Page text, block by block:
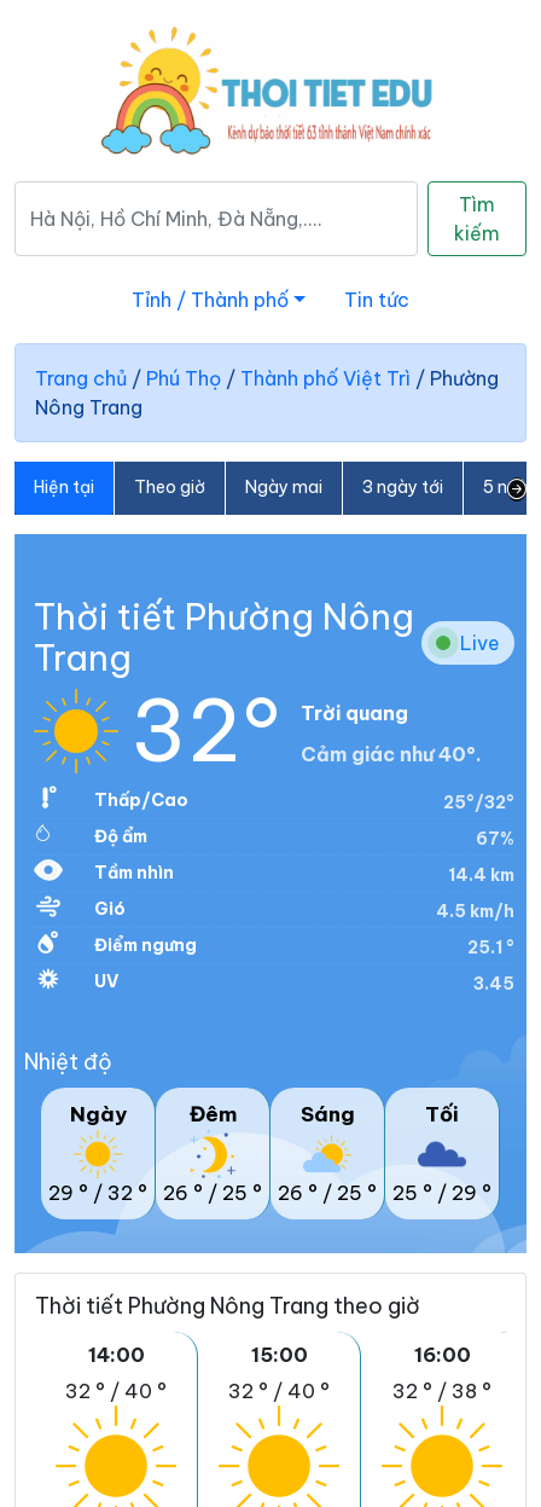
Tìm
kiếm
Tỉnh / Thành phố Tin tức
Trang chủ / Phú Thọ / Thành phố Việt Trì / Phường
Nông Trang
Hiện tại Theo giờ Ngày mai 3 ngày tới 5
Thời tiết Phường Nông
Trang
Live
32°
Trời quang
Cảm giác như 40°.
Thấp/Cao
25°/32°
Độ ẩm
67%
Tầm nhìn
14.4 km
Gió
4.5 km/h
Điểm ngưng
25.1 °
UV
3.45
Nhiệt độ
Ngày
29 ° / 32 °
Đêm
26 ° / 25 °
Sáng
26 ° / 25 °
Tối
25 ° / 29 °
Thời tiết Phường Nông Trang theo giờ
14:00
32 ° / 40 °
15:00
32 ° / 40 °
16:00
32 ° / 38 °